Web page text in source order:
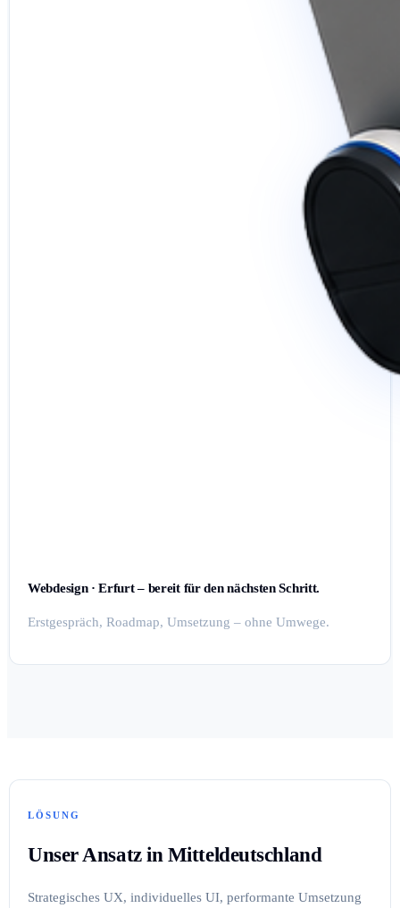
Webdesign · Erfurt – bereit für den nächsten Schritt.
Erstgespräch, Roadmap, Umsetzung – ohne Umwege.
LÖSUNG
Unser Ansatz in Mitteldeutschland
Strategisches UX, individuelles UI, performante Umsetzung